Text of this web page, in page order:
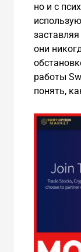
но и с
они
работы
понять,